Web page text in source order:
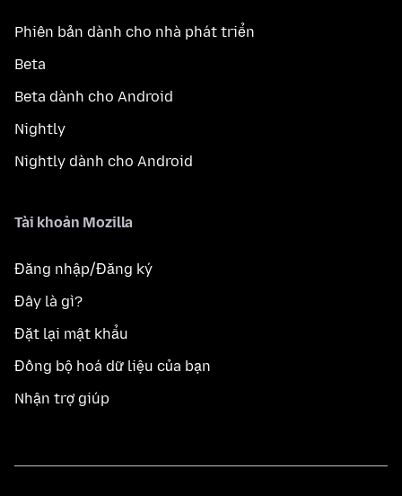
Phiên bản dành cho nhà phát triển
Beta
Beta dành cho Android
Nightly
Nightly dành cho Android
Tài khoản Mozilla
Đăng nhập/Đăng ký
Đây là gì?
Đặt lại mật khẩu
Đồng bộ hoá dữ liệu của bạn
Nhận trợ giúp